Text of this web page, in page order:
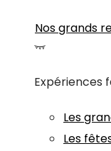
Nos grands
Expériences
Les
Les